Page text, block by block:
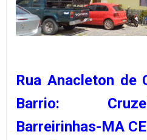
Rua Anacleton de
Barrio:
Barreirinhas-MA